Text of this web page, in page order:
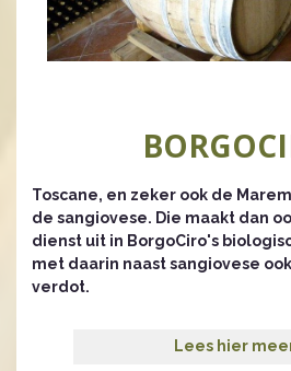
Toscane, en zeker ook de
de sangiovese. Die maakt dan
dienst uit in BorgoCiro's
met daarin naast sangiovese
verdot.
Lees hier